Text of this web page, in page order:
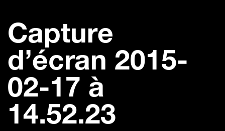
Capture
d’écran 2015-
02-17 à
14.52.23